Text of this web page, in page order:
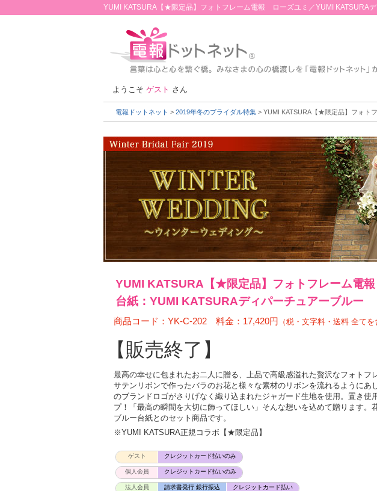
YUMI KATSURA【★限定品】フォトフレーム電報 ローズユミ／YUMI KATSURA
ようこそ ゲスト さん
電報ドットネット > 2019年冬のブライダル特集 > YUMI KATSURA【★限定品】フォト
YUMI KATSURA【★限定品】フォトフレーム電
台紙：YUMI KATSURAディパーチュアーブルー
商品コード：YK-C-202 料金：17,420円 （税・文字料・送料 全てを
【販売終了】
最高の幸せに包まれたお二人に贈る、上品で高級感溢れた贅沢なフォトフ
サテンリボンで作ったバラのお花と様々な素材のリボンを流れるようにあ
のブランドロゴがさりげなく織り込まれたジャガード生地を使用。置き使
プ！「最高の瞬間を大切に飾ってほしい」そんな想いを込めて贈ります
ブルー台紙とのセット商品です。
※YUMI KATSURA正規コラボ【★限定品】
ゲスト クレジットカード払いのみ
個人会員 クレジットカード払いのみ
法人会員 請求書発行 銀行振込 クレジットカード払い